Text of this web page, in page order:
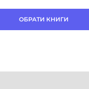
ОБРАТИ КНИГИ